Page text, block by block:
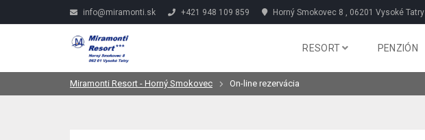
info@miramonti.sk +421 948 109 859 Horný Smokovec 8 , 06201 Vysoké Tatry
RESORT PENZIÓN
Miramonti Resort - Horný Smokovec On-line rezervácia